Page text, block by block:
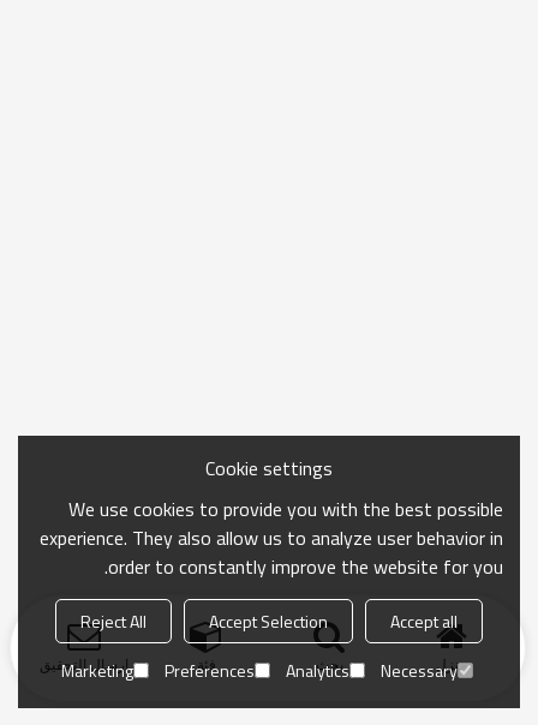
منزل بحث فئة ارسال التحقيق
Cookie settings
We use cookies to provide you with the best possible
experience. They also allow us to analyze user behavior in
order to constantly improve the website for you.
Accept all
Accept Selection
Reject All
Necessary
Analytics
Preferences
Marketing